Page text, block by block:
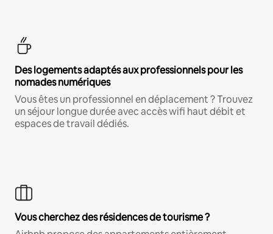
Des logements adaptés aux professionnels pour les
nomades numériques
Vous êtes un professionnel en déplacement ? Trouvez
un séjour longue durée avec accès wifi haut débit et
espaces de travail dédiés.
Vous cherchez des résidences de tourisme ?